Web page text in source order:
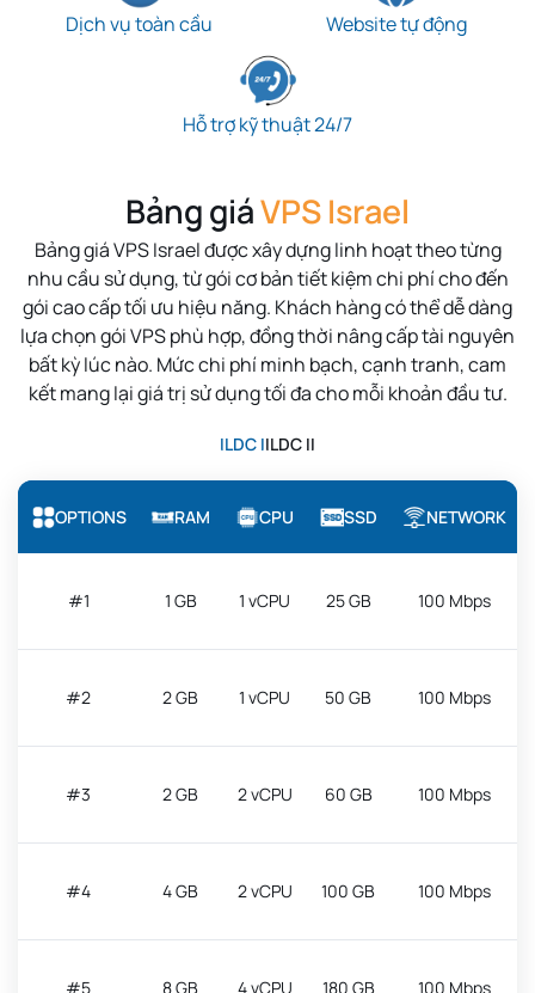
Dịch vụ toàn cầu Website tự động
Hỗ trợ kỹ thuật 24/7
Bảng giáVPS Israel
Bảng giáVPS Israelđược xây dựng linh hoạt theo từng
nhu cầu sử dụng, từ gói cơ bản tiết kiệm chi phí cho đến
gói cao cấp tối ưu hiệu năng. Khách hàng có thể dễ dàng
lựa chọn gói VPS phù hợp, đồng thời nâng cấp tài nguyên
bất kỳ lúc nào. Mức chi phí minh bạch, cạnh tranh, cam
kết mang lại giá trị sử dụng tối đa cho mỗi khoản đầu tư.
ILDC IILDC II
OPTIONS RAM CPU SSD NETWORK
#1 1 GB 1 vCPU 25 GB 100 Mbps
#2 2 GB 1 vCPU 50 GB 100 Mbps
#3 2 GB 2 vCPU 60 GB 100 Mbps
#4 4 GB 2 vCPU 100 GB 100 Mbps
#5 8 GB 4 vCPU 180 GB 100 Mbps